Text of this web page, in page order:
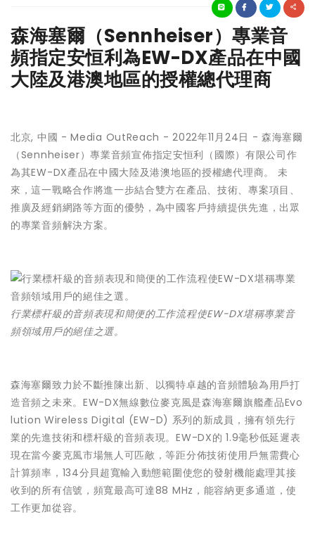
森海塞爾（Sennheiser）專業音
頻指定安恒利為EW-DX產品在中國
大陸及港澳地區的授權總代理商
北京, 中國 -Media OutReach - 2022年11月24日 - 森海塞爾
（Sennheiser）專業音頻宣佈指定安恒利（國際）有限公司作
為其EW-DX產品在中國大陸及港澳地區的授權總代理商。 未
來，這一戰略合作將進一步結合雙方在產品、技術、專案項目、
推廣及經銷網路等方面的優勢，為中國客戶持續提供先進，出眾
的專業音頻解決方案。
行業標杆級的音頻表現和簡便的工作流程使EW-DX堪稱專業音
頻領域用戶的絕佳之選。
森海塞爾致力於不斷推陳出新、以獨特卓越的音頻體驗為用戶打
造音頻之未來。EW-DX無線數位麥克風是森海塞爾旗艦產品Evo
lution Wireless Digital (EW-D) 系列的新成員，擁有領先行
業的先進技術和標杆級的音頻表現。EW-DX的 1.9毫秒低延遲表
現在當今麥克風市場無人可匹敵，等距分佈技術使用戶無需費心
計算頻率，134分貝超寬輸入動態範圍使您的發射機能處理其接
收到的所有信號，頻寬最高可達88 MHz，能容納更多通道，使
工作更加從容。